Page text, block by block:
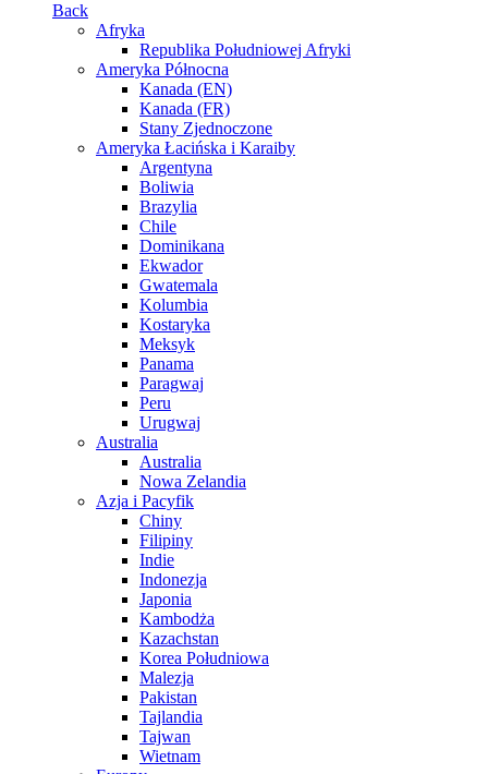
Back
Afryka
Republika Południowej Afryki
Ameryka Północna
Kanada (EN)
Kanada (FR)
Stany Zjednoczone
Ameryka Łacińska i Karaiby
Argentyna
Boliwia
Brazylia
Chile
Dominikana
Ekwador
Gwatemala
Kolumbia
Kostaryka
Meksyk
Panama
Paragwaj
Peru
Urugwaj
Australia
Australia
Nowa Zelandia
Azja i Pacyfik
Chiny
Filipiny
Indie
Indonezja
Japonia
Kambodża
Kazachstan
Korea Południowa
Malezja
Pakistan
Tajlandia
Tajwan
Wietnam